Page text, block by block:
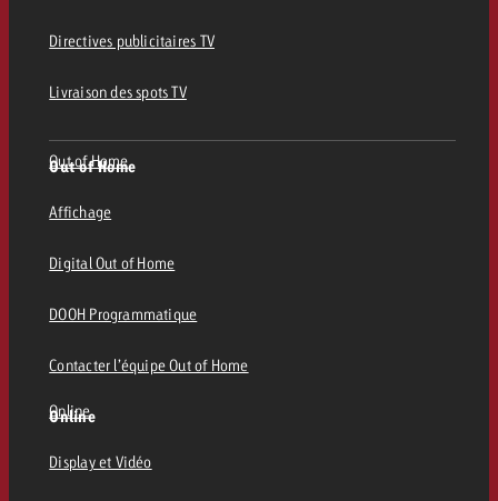
Directives publicitaires TV
Livraison des spots TV
Out of Home
Out of Home
Affichage
Digital Out of Home
DOOH Programmatique
Contacter l’équipe Out of Home
Online
Online
Display et Vidéo